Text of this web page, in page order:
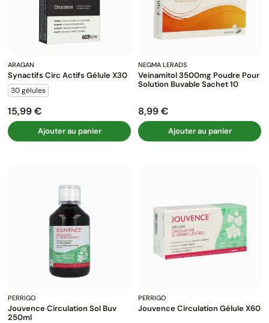
ARAGAN
Synactifs Circ Actifs Gélule X30
30 gélules
Prix
15,99 €
Ajouter au panier
NEGMA LERADS
Veinamitol 3500mg Poudre Pour
Solution Buvable Sachet 10
Prix
8,99 €
Ajouter au panier
PERRIGO
Jouvence Circulation Sol Buv
250ml
PERRIGO
Jouvence Circulation Gélule X60